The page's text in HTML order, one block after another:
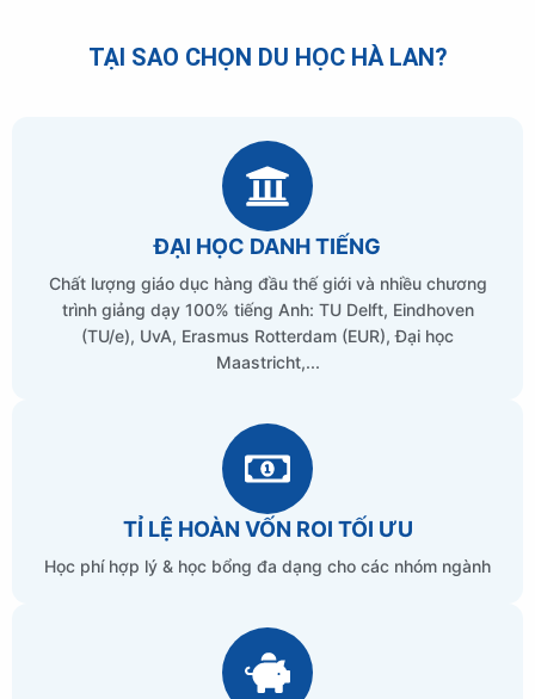
TẠI SAO CHỌN DU HỌC HÀ LAN?
ĐẠI HỌC DANH TIẾNG
Chất lượng giáo dục hàng đầu thế giới và nhiều chương
trình giảng dạy 100% tiếng Anh: TU Delft, Eindhoven
(TU/e), UvA, Erasmus Rotterdam (EUR), Đại học
Maastricht,...
TỈ LỆ HOÀN VỐN ROI TỐI ƯU
Học phí hợp lý & học bổng đa dạng cho các nhóm ngành